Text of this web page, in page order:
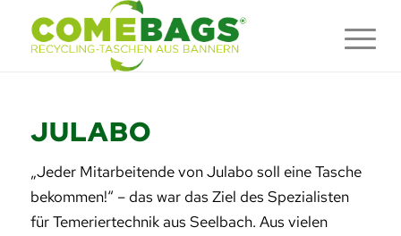
JULABO
„Jeder Mitarbeitende von Julabo soll eine Tasche
bekommen!“ – das war das Ziel des Spezialisten
für Temeriertechnik aus Seelbach. Aus vielen